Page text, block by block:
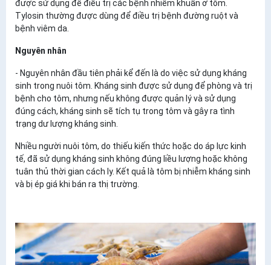
được sử dụng để điều trị các bệnh nhiễm khuẩn ở tôm.
Tylosin thường được dùng để điều trị bệnh đường ruột và
bệnh viêm da.
Nguyên nhân
- Nguyên nhân đầu tiên phải kể đến là do việc sử dụng kháng
sinh trong nuôi tôm. Kháng sinh được sử dụng để phòng và trị
bệnh cho tôm, nhưng nếu không được quản lý và sử dụng
đúng cách, kháng sinh sẽ tích tụ trong tôm và gây ra tình
trạng dư lượng kháng sinh.
Nhiều người nuôi tôm, do thiếu kiến thức hoặc do áp lực kinh
tế, đã sử dụng kháng sinh không đúng liều lượng hoặc không
tuân thủ thời gian cách ly. Kết quả là tôm bị nhiễm kháng sinh
và bị ép giá khi bán ra thị trường.